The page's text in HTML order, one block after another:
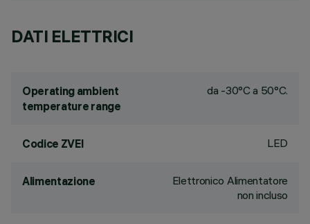
DATI ELETTRICI
Operating ambient
temperature range
da -30°C a 50°C.
Codice ZVEI LED
Alimentazione
Elettronico Alimentatore
non incluso